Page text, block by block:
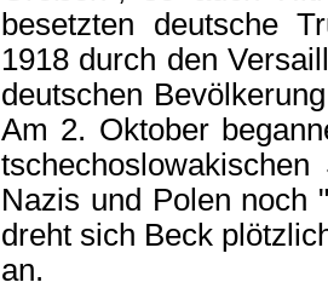
besetzten deutsche
1918 durch den
deutschen
Am 2. Oktober
Nazis und Polen noch
dreht sich Beck
an.